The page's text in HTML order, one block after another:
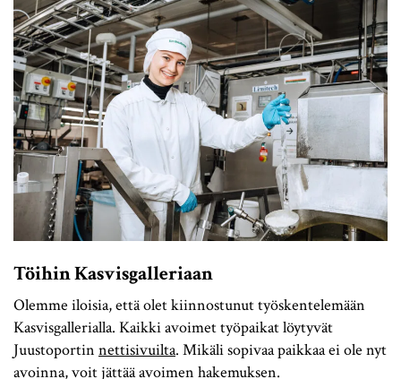
Töihin Kasvisgalleriaan
Olemme iloisia, että olet kiinnostunut työskentelemään
Kasvisgallerialla. Kaikki avoimet työpaikat löytyvät
Juustoportin nettisivuilta. Mikäli sopivaa paikkaa ei ole nyt
avoinna, voit jättää avoimen hakemuksen.